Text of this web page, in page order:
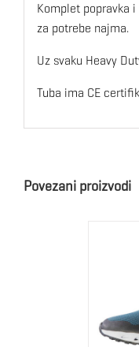
Komplet popravka
za potrebe najma.
Uz svaku Heavy
Tuba ima CE
Povezani proizvodi